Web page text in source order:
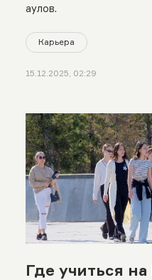
аулов.
Карьера
15.12.2025, 02:29
Где учиться